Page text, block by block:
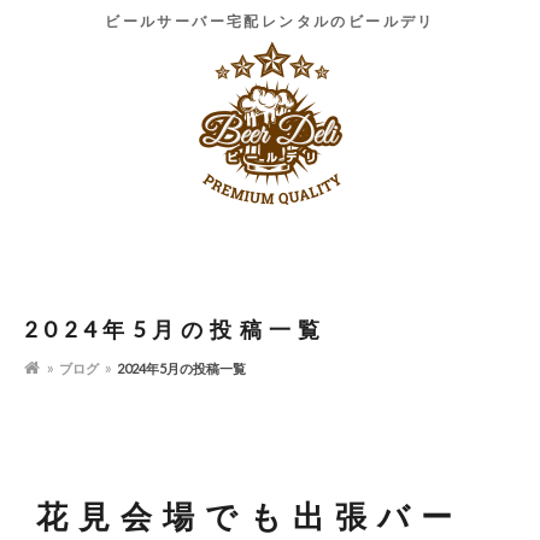
ビールサーバー宅配レンタルのビールデリ
2024年5月の投稿一覧
ブログ 2024年5月の投稿一覧
花見会場でも出張バー